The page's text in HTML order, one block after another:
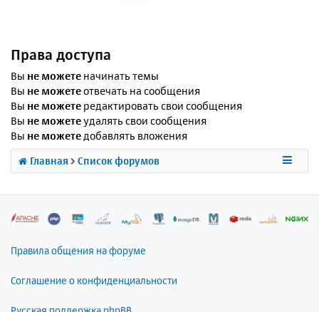
Права доступа
Вы не можете начинать темы
Вы не можетеотвечать на сообщения
Вы не можете редактировать свои сообщения
Вы не можетеудалять свои сообщения
Вы не можетедобавлять вложения
Главная Список форумов
Правила общения на форуме
Соглашение о конфиденциальности